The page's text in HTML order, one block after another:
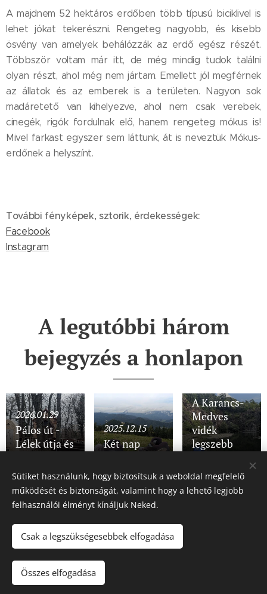
A majdnem 52 hektáros erdőben több típusú biciklivel is
lehet jókat tekerészni. Rengeteg nagyobb, és kisebb
ösvény van amelyek behálózzák az erdő egész részét.
Többször voltam már itt, de még mindig tudok találni
olyan részt, ahol még nem jártam. Emellett jól megférnek
az állatok és az emberek is a területen. Nagyon sok
madáretető van kihelyezve, ahol nem csak verebek,
cinegék, rigók fordulnak elő, hanem rengeteg mókus is!
Mivel farkast egyszer sem láttunk, át is neveztük Mókus-
erdőnek a helyszínt.
További fényképek, sztorik, érdekességek:
Facebook
Instagram
A legutóbbi három
bejegyzés a honlapon
2026.01.29
Pálos út -
Lélek útja és
2025.12.15
Két nap
A Karancs-
Medves
vidék
legszebb
© 2018-2026 Hátizsákot fel! - Minden jog fenntartva.
Az oldalt a
Sütiket használunk, hogy biztosítsuk a weboldal megfelelő
működését és biztonságát, valamint hogy a lehető legjobb
felhasználói élményt kínáljuk Neked.
Csak a legszükségesebbek elfogadása
Összes elfogadása